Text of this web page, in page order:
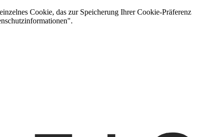
Cookie, das zur Speicherung Ihrer Cookie-Präferenz